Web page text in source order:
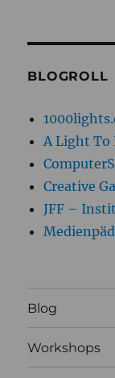
BLOGROLL
A Light To
Creative
JFF –
Blog
Workshops